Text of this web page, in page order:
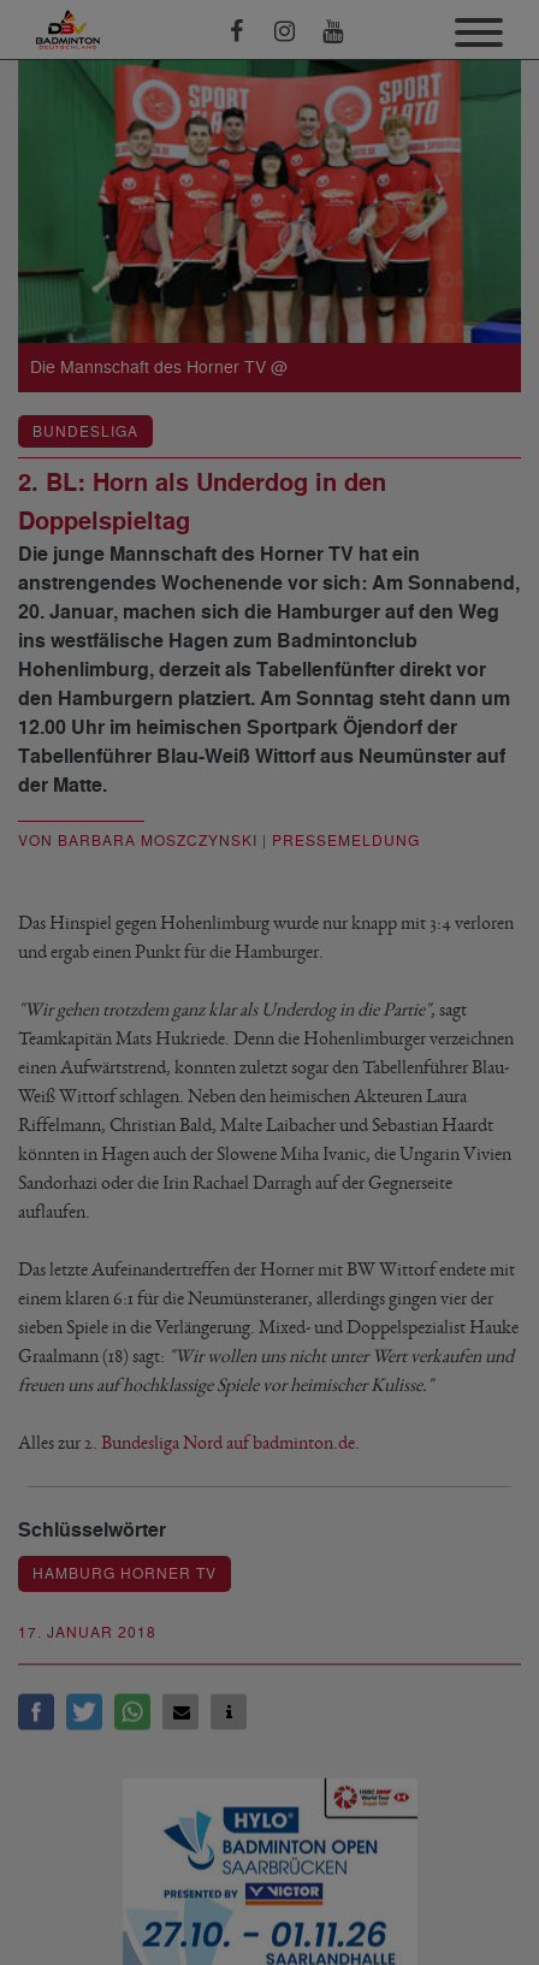
Die Mannschaft des Horner TV @
17. JANUAR 2018
BUNDESLIGA
2. BL: Horn als Underdog in den
Doppelspieltag
Die junge Mannschaft des Horner TV hat ein
anstrengendes Wochenende vor sich: Am Sonnabend,
20. Januar, machen sich die Hamburger auf den Weg
ins westfälische Hagen zum Badmintonclub
Hohenlimburg, derzeit als Tabellenfünfter direkt vor
den Hamburgern platziert. Am Sonntag steht dann um
12.00 Uhr im heimischen Sportpark Öjendorf der
Tabellenführer Blau-Weiß Wittorf aus Neumünster auf
der Matte.
VON BARBARA MOSZCZYNSKI | PRESSEMELDUNG
Das Hinspiel gegen Hohenlimburg wurde nur knapp mit 3:4 verloren
und ergab einen Punkt für die Hamburger.
"Wir gehen trotzdem ganz klar als Underdog in die Partie", sagt
Teamkapitän Mats Hukriede. Denn die Hohenlimburger verzeichnen
einen Aufwärtstrend, konnten zuletzt sogar den Tabellenführer Blau-
Weiß Wittorf schlagen. Neben den heimischen Akteuren Laura
Riffelmann, Christian Bald, Malte Laibacher und Sebastian Haardt
könnten in Hagen auch der Slowene Miha Ivanic, die Ungarin Vivien
Sandorhazi oder die Irin Rachael Darragh auf der Gegnerseite
auflaufen.
Das letzte Aufeinandertreffen der Horner mit BW Wittorf endete mit
einem klaren 6:1 für die Neumünsteraner, allerdings gingen vier der
sieben Spiele in die Verlängerung. Mixed- und Doppelspezialist Hauke
Graalmann (18) sagt: "Wir wollen uns nicht unter Wert verkaufen und
freuen uns auf hochklassige Spiele vor heimischer Kulisse."
Alles zur 2. Bundesliga Nord auf badminton.de
Schlüsselwörter
HAMBURG HORNER TV